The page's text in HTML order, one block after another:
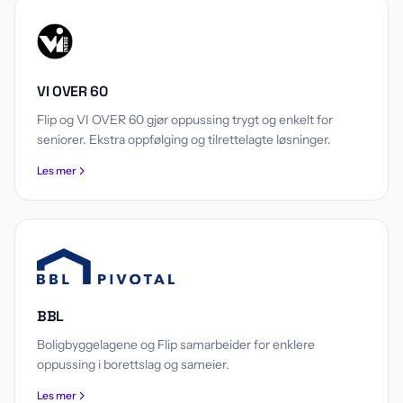
VI OVER 60
Flip og VI OVER 60 gjør oppussing trygt og enkelt for
seniorer. Ekstra oppfølging og tilrettelagte løsninger.
Les mer
BBL
Boligbyggelagene og Flip samarbeider for enklere
oppussing i borettslag og sameier.
Les mer